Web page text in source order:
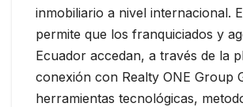
inmobiliario a nivel internacional.
permite que los franquiciados y
Ecuador accedan, a través de la
conexión con Realty ONE Group
herramientas tecnológicas,